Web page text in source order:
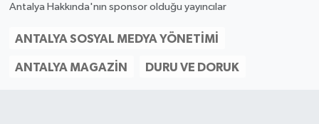
Antalya Hakkında'nın sponsor olduğu yayıncılar
ANTALYA SOSYAL MEDYA YÖNETIMI
ANTALYA MAGAZIN DURU VE DORUK